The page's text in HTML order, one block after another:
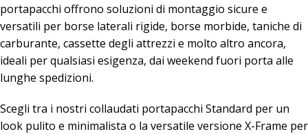
portapacchi offrono soluzioni di montaggio sicure e
versatili per borse laterali rigide, borse morbide, taniche di
carburante, cassette degli attrezzi e molto altro ancora,
ideali per qualsiasi esigenza, dai weekend fuori porta alle
lunghe spedizioni.
Scegli tra i nostri collaudati portapacchi Standard per un
look pulito e minimalista o la versatile versione X-Frame per